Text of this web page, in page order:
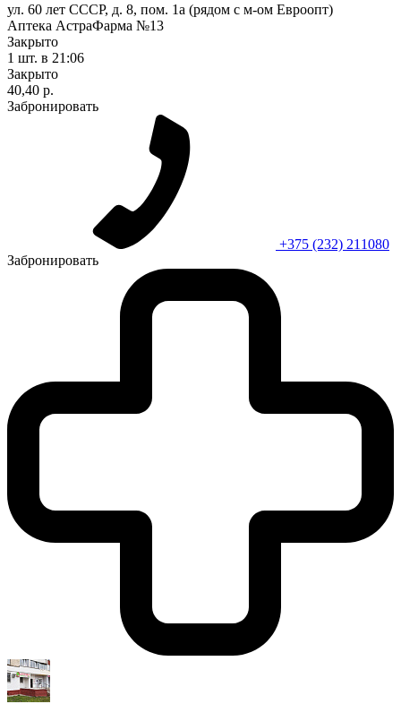
ул. 60 лет СССР, д. 8, пом. 1а (рядом с м-ом Евроопт)
Аптека АстраФарма №13
Закрыто
1 шт. в 21:06
Закрыто
40,40 р.
Забронировать
+375 (232) 211080
Забронировать